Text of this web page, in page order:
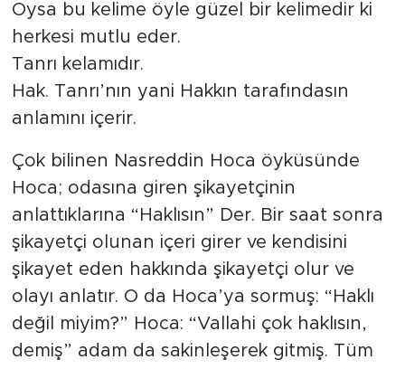
Oysa bu kelime öyle güzel bir kelimedir ki
herkesi mutlu eder.
Tanrı kelamıdır.
Hak. Tanrı’nın yani Hakkın tarafındasın
anlamını içerir.
Çok bilinen Nasreddin Hoca öyküsünde
Hoca; odasına giren şikayetçinin
anlattıklarına “Haklısın” Der. Bir saat sonra
şikayetçi olunan içeri girer ve kendisini
şikayet eden hakkında şikayetçi olur ve
olayı anlatır. O da Hoca’ya sormuş: “Haklı
değil miyim?” Hoca: “Vallahi çok haklısın,
demiş” adam da sakinleşerek gitmiş. Tüm